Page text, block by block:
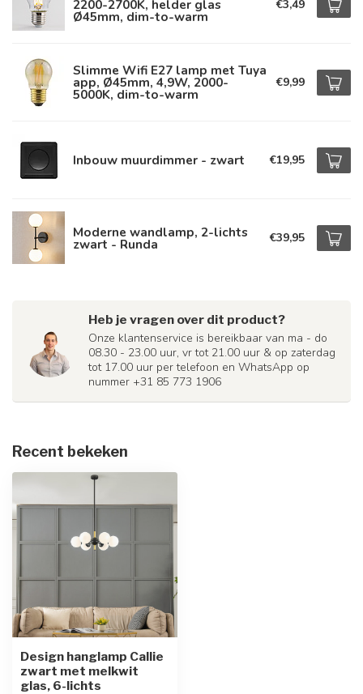
2200-2700K, helder glas
Ø45mm, dim-to-warm
€3,49
Slimme Wifi E27 lamp met Tuya
app, Ø45mm, 4,9W, 2000-
5000K, dim-to-warm
€9,99
Inbouw muurdimmer - zwart €19,95
Moderne wandlamp, 2-lichts
zwart - Runda €39,95
Heb je vragen over dit product?
Onze klantenservice is bereikbaar van ma - do
08.30 - 23.00 uur, vr tot 21.00 uur & op zaterdag
tot 17.00 uur per telefoon en WhatsApp op
nummer +31 85 773 1906
Recent bekeken
Design hanglamp Callie
zwart met melkwit
glas, 6-lichts